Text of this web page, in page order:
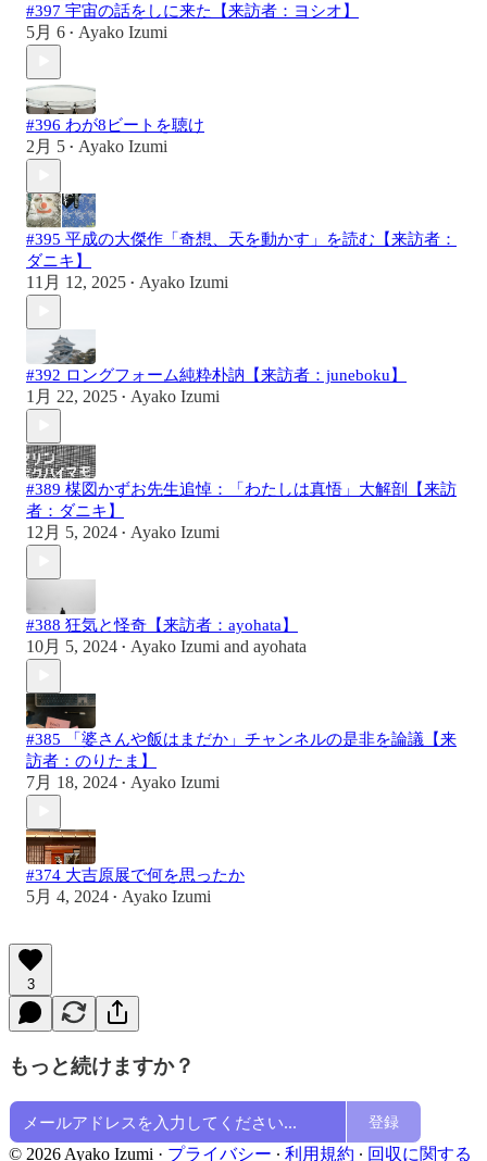
#397 宇宙の話をしに来た【来訪者：ヨシオ】
5月 6 • Ayako Izumi
#396 わが8ビートを聴け
2月 5 • Ayako Izumi
#395 平成の大傑作「奇想、天を動かす」を読む【来訪者：
ダニキ】
11月 12, 2025 • Ayako Izumi
#392 ロングフォーム純粋朴訥【来訪者：juneboku】
1月 22, 2025 • Ayako Izumi
#389 楳図かずお先生追悼：「わたしは真悟」大解剖【来訪
者：ダニキ】
12月 5, 2024 • Ayako Izumi
#388 狂気と怪奇【来訪者：ayohata】
10月 5, 2024 • Ayako Izumi and ayohata
#385 「婆さんや飯はまだか」チャンネルの是非を論議【来
訪者：のりたま】
7月 18, 2024 • Ayako Izumi
#374 大吉原展で何を思ったか
5月 4, 2024 • Ayako Izumi
3
もっと続けますか？
登録
© 2026 Ayako Izumi · プライバシー ∙ 利用規約 ∙ 回収に関する